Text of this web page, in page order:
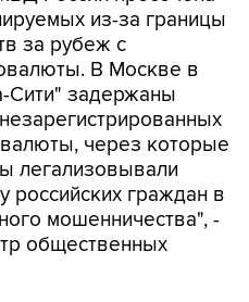
из-за границы
за рубеж с
В Москве в
Сити" задержаны
через которые
легализовывали
российских граждан в
мошенничества", -
общественных